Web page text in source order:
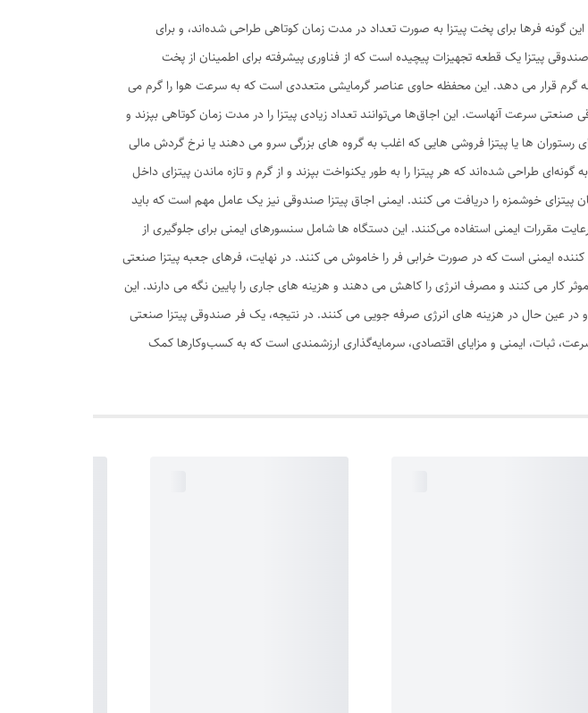
گونه فرها برای پخت پیتزا به صورت تعداد در مدت زمان کوتاهی طراحی شده‌اند، و برای
پیتزا یک قطعه تجهیزات پیچیده است که از فناوری پیشرفته برای اطمینان از پخت
گرم قرار می دهد. این محفظه حاوی عناصر گرمایشی متعددی است که به سرعت هوا را گرم می
صنعتی سرعت آنهاست. این اجاق‌ها می‌توانند تعداد زیادی پیتزا را در مدت زمان کوتاهی بپزند و
رستوران ها یا پیتزا فروشی هایی که اغلب به گروه های بزرگی سرو می دهند یا نرخ گردش مالی
طراحی شده‌اند که هر پیتزا را به طور یکنواخت بپزند و از گرم و تازه ماندن پیتزای داخل
خوشمزه را دریافت می کنند. ایمنی اجاق پیتزا صندوقی نیز یک عامل مهم است که باید
مقررات ایمنی استفاده می‌کنند. این دستگاه ها شامل سنسورهای ایمنی برای جلوگیری از
ایمنی است که در صورت خرابی فر را خاموش می کنند. در نهایت، فرهای جعبه پیتزا صنعتی
کار می کنند و مصرف انرژی را کاهش می دهند و هزینه های جاری را پایین نگه می دارند. این
در عین حال در هزینه های انرژی صرفه جویی می کنند. در نتیجه، یک فر صندوقی پیتزا صنعتی
ثبات، ایمنی و مزایای اقتصادی، سرمایه‌گذاری ارزشمندی است که به کسب‌وکارها کمک